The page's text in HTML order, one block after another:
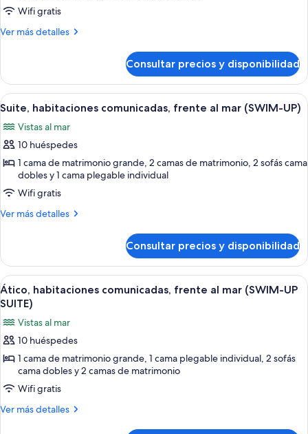
Wifi gratis
Ver más detalles
Más
Suite
Consultar precios y disponibilidad
Abrir
todas
las
fotos
de
Suite,
habitaciones
comunicadas,
mar
(SWIM-
UP)
Habitación de hotel con dos camas,
7
Suite, habitaciones comunicadas, frente al mar (SWIM-UP)
Vistas al mar
10 huéspedes
1 cama de matrimonio grande, 2 camas de matrimonio, 2 sofás cama
dobles y 1 cama plegable individual
Wifi gratis
Ver más detalles
Más
habitaciones
comunicadas,
frente
al
(SWIM-
UP)
Consultar precios y disponibilidad
Abrir
todas
fotos
de
Ático,
habitaciones
comunicadas,
frente
Habitación de hotel con dos camas,
9
Ático, habitaciones comunicadas, frente al mar (SWIM-UP
SUITE)
Vistas al mar
10 huéspedes
1 cama de matrimonio grande, 1 cama plegable individual, 2 sofás
cama dobles y 2 camas de matrimonio
Wifi gratis
Ver más detalles
Más